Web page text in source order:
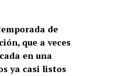
de
que a veces
en una
ya casi listos